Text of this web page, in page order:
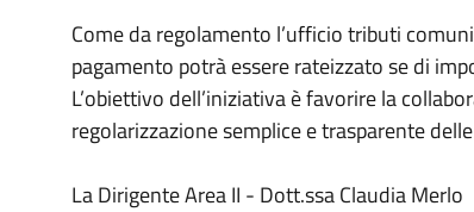
Come da regolamento l’ufficio tributi
pagamento potrà essere rateizzato se di
L’obiettivo dell’iniziativa è favorire la
regolarizzazione semplice e trasparente
La Dirigente Area II - Dott.ssa Claudia Merlo